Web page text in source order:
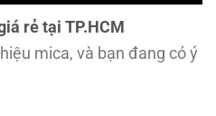
rẻ tại TP.HCM
mica, và bạn đang có ý